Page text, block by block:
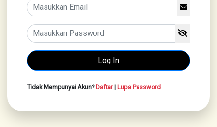
Tidak Mempunyai Akun?Daftar| Lupa Password